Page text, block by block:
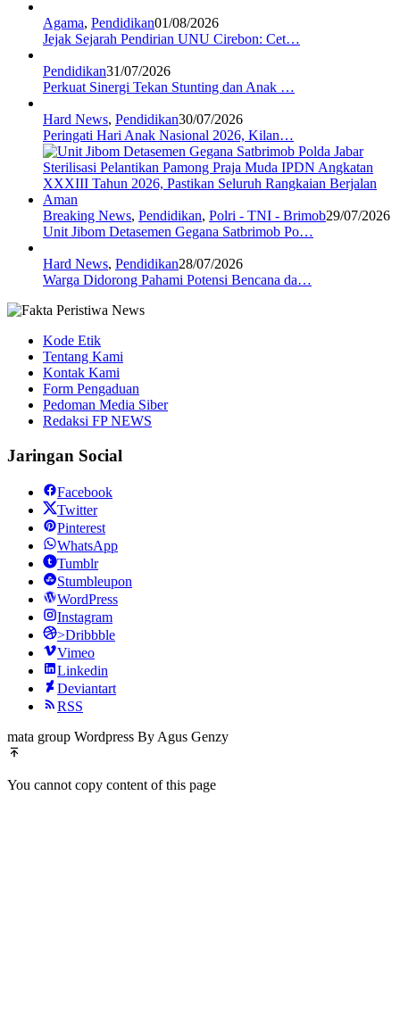
Agama, Pendidikan01/08/2026
Jejak Sejarah Pendirian UNU Cirebon: Cet…
Pendidikan31/07/2026
Perkuat Sinergi Tekan Stunting dan Anak …
Hard News, Pendidikan30/07/2026
Peringati Hari Anak Nasional 2026, Kilan…
Breaking News, Pendidikan, Polri - TNI - Brimob29/07/2026
Unit Jibom Detasemen Gegana Satbrimob Po…
Hard News, Pendidikan28/07/2026
Warga Didorong Pahami Potensi Bencana da…
Kode Etik
Tentang Kami
Kontak Kami
Form Pengaduan
Pedoman Media Siber
Redaksi FP NEWS
Jaringan Social
Facebook
Twitter
Pinterest
WhatsApp
Tumblr
Stumbleupon
WordPress
Instagram
>Dribbble
Vimeo
Linkedin
Deviantart
RSS
mata group Wordpress By Agus Genzy
You cannot copy content of this page